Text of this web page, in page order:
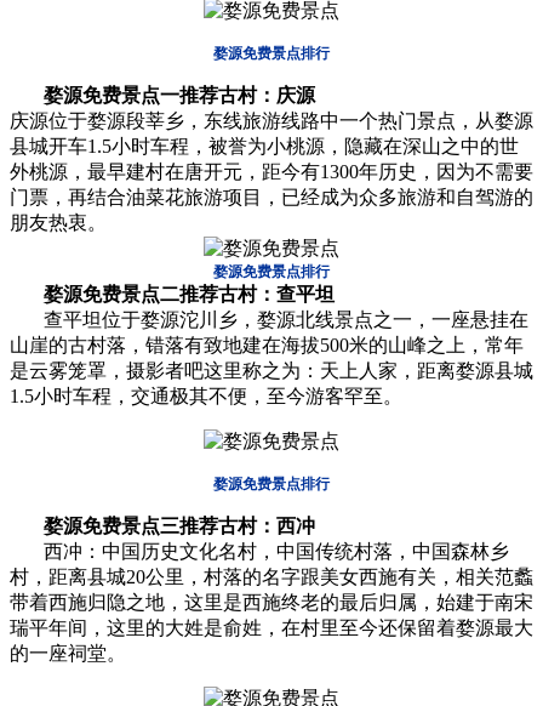
婺源免费景点排行
婺源免费景点一推荐古村：庆源
庆源位于婺源段莘乡，东线旅游线路中一个热门景点，从婺源
县城开车1.5小时车程，被誉为小桃源，隐藏在深山之中的世
外桃源，最早建村在唐开元，距今有1300年历史，因为不需要
门票，再结合油菜花旅游项目，已经成为众多旅游和自驾游的
朋友热衷。
婺源免费景点排行
婺源免费景点二推荐古村：查平坦
查平坦位于婺源沱川乡，婺源北线景点之一，一座悬挂在
山崖的古村落，错落有致地建在海拔500米的山峰之上，常年
是云雾笼罩，摄影者吧这里称之为：天上人家，距离婺源县城
1.5小时车程，交通极其不便，至今游客罕至。
婺源免费景点排行
婺源免费景点三推荐古村：西冲
西冲：中国历史文化名村，中国传统村落，中国森林乡
村，距离县城20公里，村落的名字跟美女西施有关，相关范蠡
带着西施归隐之地，这里是西施终老的最后归属，始建于南宋
瑞平年间，这里的大姓是俞姓，在村里至今还保留着婺源最大
的一座祠堂。